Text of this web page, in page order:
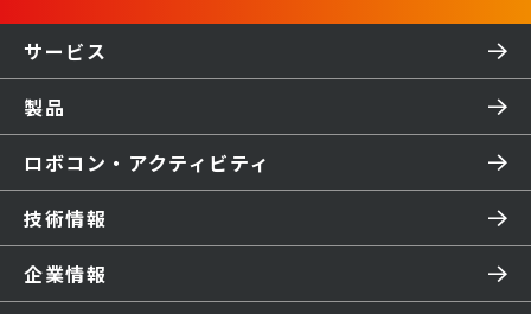
サービス
製品
ロボコン・アクティビティ
技術情報
企業情報